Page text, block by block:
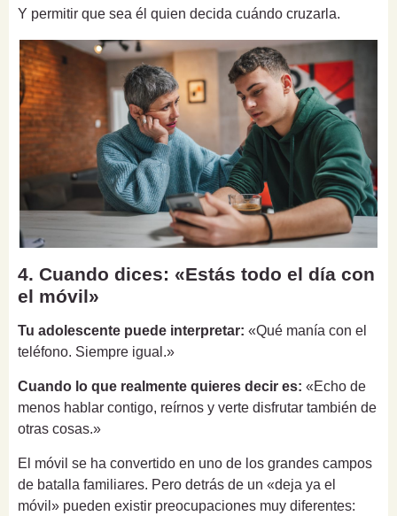
Y permitir que sea él quien decida cuándo cruzarla.
4. Cuando dices: «Estás todo el día con
el móvil»
Tu adolescente puede interpretar: «Qué manía con el
teléfono. Siempre igual.»
Cuando lo que realmente quieres decir es: «Echo de
menos hablar contigo, reírnos y verte disfrutar también de
otras cosas.»
El móvil se ha convertido en uno de los grandes campos
de batalla familiares. Pero detrás de un «deja ya el
móvil» pueden existir preocupaciones muy diferentes: